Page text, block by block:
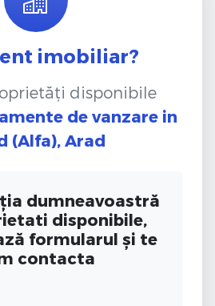
imobiliar?
disponibile
de vanzare in
(Alfa), Arad
dumneavoastră
disponibile,
formularul și te
contacta